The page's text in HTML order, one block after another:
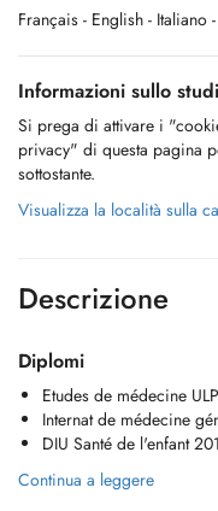
Français - English - Italiano
Informazioni sullo
Si prega di attivare i
privacy" di questa pagina
sottostante.
Visualizza la località sulla
Descrizione
Diplomi
Etudes de médecine
Internat de médecine
DIU Santé de l'enfant
Continua a leggere